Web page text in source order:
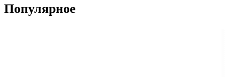
Популярное